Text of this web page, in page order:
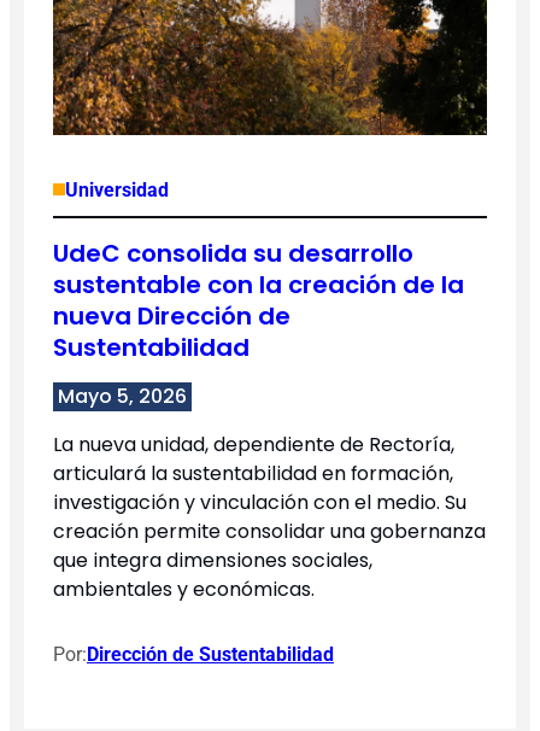
Universidad
UdeC consolida su desarrollo
sustentable con la creación de la
nueva Dirección de
Sustentabilidad
Mayo 5, 2026
La nueva unidad, dependiente de Rectoría,
articulará la sustentabilidad en formación,
investigación y vinculación con el medio. Su
creación permite consolidar una gobernanza
que integra dimensiones sociales,
ambientales y económicas.
Por:Dirección de Sustentabilidad